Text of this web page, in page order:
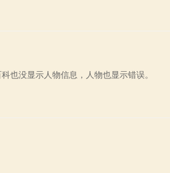
也没显示人物信息，人物也显示错误。